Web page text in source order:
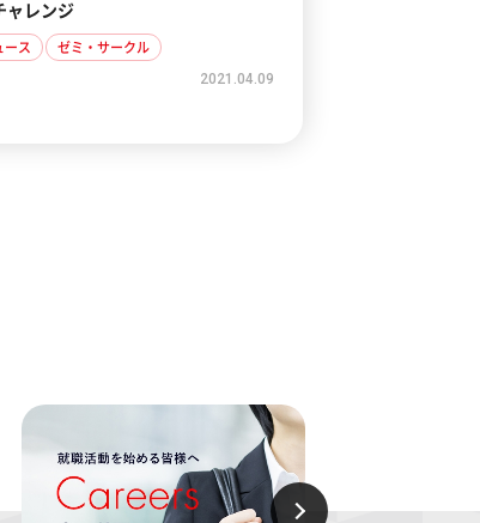
ャレンジ
ース ゼミ・サークル
2021.04.09